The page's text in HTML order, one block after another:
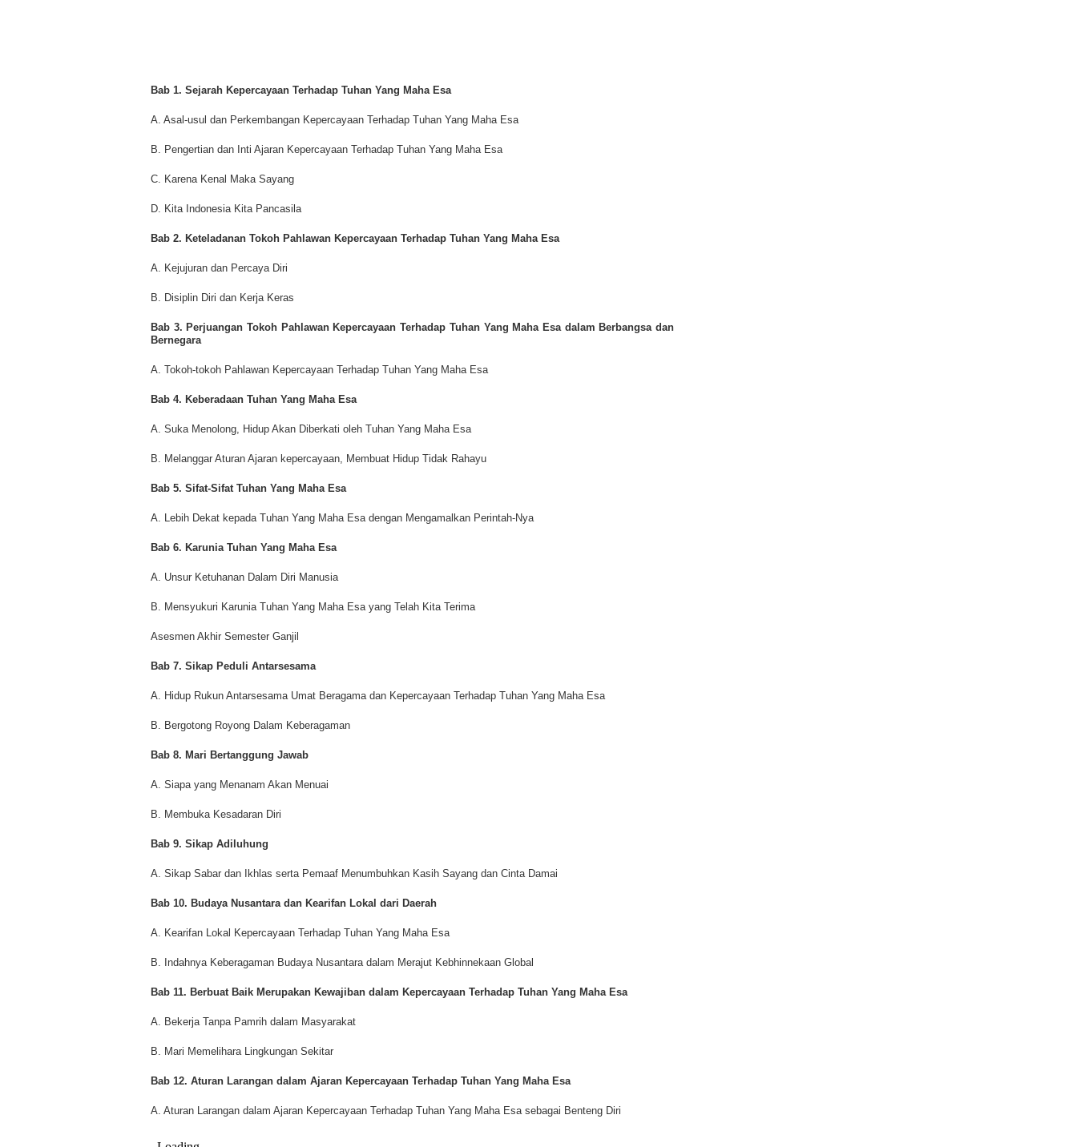
Bab 1. Sejarah Kepercayaan Terhadap Tuhan Yang Maha Esa
A. Asal-usul dan Perkembangan Kepercayaan Terhadap Tuhan Yang Maha Esa
B. Pengertian dan Inti Ajaran Kepercayaan Terhadap Tuhan Yang Maha Esa
C. Karena Kenal Maka Sayang
D. Kita Indonesia Kita Pancasila
Bab 2. Keteladanan Tokoh Pahlawan Kepercayaan Terhadap Tuhan Yang Maha Esa
A. Kejujuran dan Percaya Diri
B. Disiplin Diri dan Kerja Keras
Bab 3. Perjuangan Tokoh Pahlawan Kepercayaan Terhadap Tuhan Yang Maha Esa dalam Berbangsa dan
Bernegara
A. Tokoh-tokoh Pahlawan Kepercayaan Terhadap Tuhan Yang Maha Esa
Bab 4. Keberadaan Tuhan Yang Maha Esa
A. Suka Menolong, Hidup Akan Diberkati oleh Tuhan Yang Maha Esa
B. Melanggar Aturan Ajaran kepercayaan, Membuat Hidup Tidak Rahayu
Bab 5. Sifat-Sifat Tuhan Yang Maha Esa
A. Lebih Dekat kepada Tuhan Yang Maha Esa dengan Mengamalkan Perintah-Nya
Bab 6. Karunia Tuhan Yang Maha Esa
A. Unsur Ketuhanan Dalam Diri Manusia
B. Mensyukuri Karunia Tuhan Yang Maha Esa yang Telah Kita Terima
Asesmen Akhir Semester Ganjil
Bab 7. Sikap Peduli Antarsesama
A. Hidup Rukun Antarsesama Umat Beragama dan Kepercayaan Terhadap Tuhan Yang Maha Esa
B. Bergotong Royong Dalam Keberagaman
Bab 8. Mari Bertanggung Jawab
A. Siapa yang Menanam Akan Menuai
B. Membuka Kesadaran Diri
Bab 9. Sikap Adiluhung
A. Sikap Sabar dan Ikhlas serta Pemaaf Menumbuhkan Kasih Sayang dan Cinta Damai
Bab 10. Budaya Nusantara dan Kearifan Lokal dari Daerah
A. Kearifan Lokal Kepercayaan Terhadap Tuhan Yang Maha Esa
B. Indahnya Keberagaman Budaya Nusantara dalam Merajut Kebhinnekaan Global
Bab 11. Berbuat Baik Merupakan Kewajiban dalam Kepercayaan Terhadap Tuhan Yang Maha Esa
A. Bekerja Tanpa Pamrih dalam Masyarakat
B. Mari Memelihara Lingkungan Sekitar
Bab 12. Aturan Larangan dalam Ajaran Kepercayaan Terhadap Tuhan Yang Maha Esa
A. Aturan Larangan dalam Ajaran Kepercayaan Terhadap Tuhan Yang Maha Esa sebagai Benteng Diri